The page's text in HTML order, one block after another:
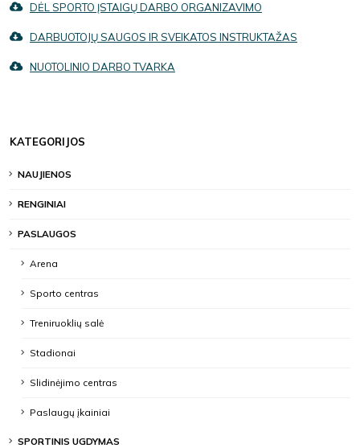
DĖL SPORTO ĮSTAIGŲ DARBO ORGANIZAVIMO
DARBUOTOJŲ SAUGOS IR SVEIKATOS INSTRUKTAŽAS
NUOTOLINIO DARBO TVARKA
KATEGORIJOS
NAUJIENOS
RENGINIAI
PASLAUGOS
Arena
Sporto centras
Treniruoklių salė
Stadionai
Slidinėjimo centras
Paslaugų įkainiai
SPORTINIS UGDYMAS